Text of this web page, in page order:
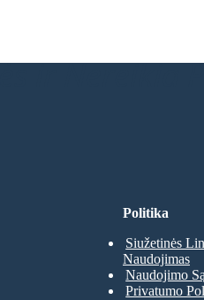
ir Nereikia
Politika
Siužetinės
Naudojimas
Naudojimo
Privatumo